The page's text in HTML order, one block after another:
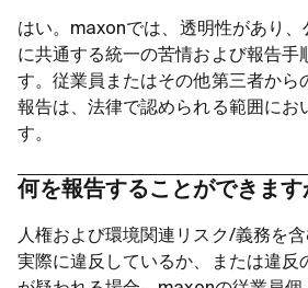
はい。maxonでは、透明性があり、
に共通する統一の苦情および報告手
す。従業員またはその他第三者から
報告は、法律で認められる範囲にお
す。
何を報告することができます
人権および環境関連リスク/義務を
実際に違反しているか、または違反